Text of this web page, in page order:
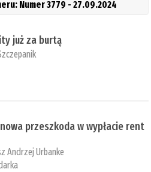
Numer 3779 - 27.09.2024
już za burtą
przeszkoda w wypłacie rent
Andrzej Urbanke